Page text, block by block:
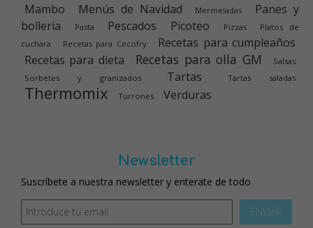
Mambo Menús de Navidad Mermeladas
Panes y
bolleria
Pasta Pescados Picoteo Pizzas
Platos de
cuchara
Recetas para Cecofry
Recetas para cumpleaños
Recetas para dieta
Recetas para olla GM
Salsas
Sorbetes y granizados
Tartas Tartas saladas
Thermomix Turrones Verduras
Newsletter
Suscríbete a nuestra newsletter y enterate de todo
ENVIAR